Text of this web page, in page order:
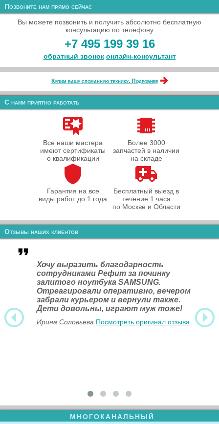
Позвоните нам прямо сейчас
Вы можете позвонить и получить абсолютно бесплатную
консультацию по телефону
+7 495 199 39 16
обратный звонок онлайн‑консультант
Купим вашу сломанную технику. Подробнее
С нами приятно работать
Все наши мастера
имеют сертификаты
о квалификации
Более 3000
запчастей в наличии
на складе
Гарантия на все
виды работ до 1 года
Бесплатный выезд в
течение 1 часа
по Москве и Области
Отзывы наших клиентов
Хочу выразить благодарность
сотрудниками Рефит за починку
залитого ноутбука SAMSUNG.
Отреагировали оперативно, вечером
забрали курьером и вернули также.
Дети довольны, играют муж тоже!
Ирина Соловьева Посмотреть оригинал отзыва
МНОГОКАНАЛЬНЫЙ